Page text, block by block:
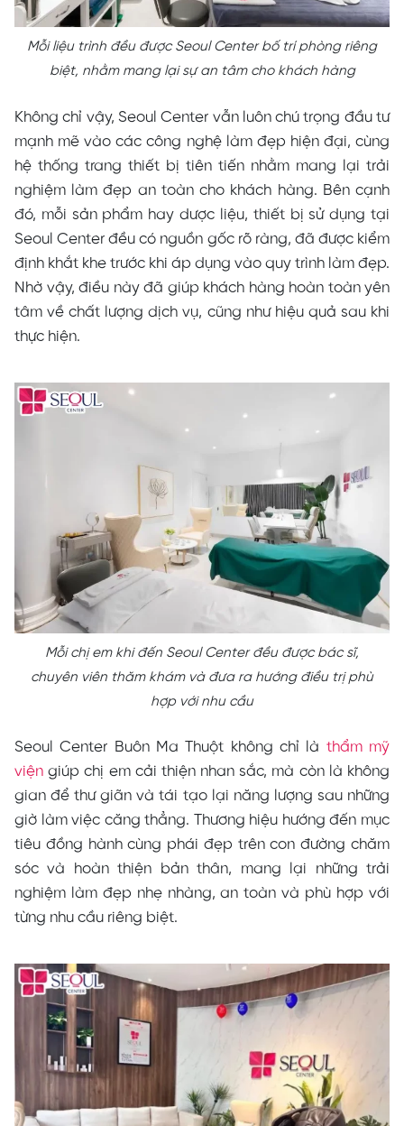
Mỗi liệu trình đều được Seoul Center bố trí phòng riêng
biệt, nhằm mang lại sự an tâm cho khách hàng
Không chỉ vậy, Seoul Center vẫn luôn chú trọng đầu tư
mạnh mẽ vào các công nghệ làm đẹp hiện đại, cùng
hệ thống trang thiết bị tiên tiến nhằm mang lại trải
nghiệm làm đẹp an toàn cho khách hàng. Bên cạnh
đó, mỗi sản phẩm hay dược liệu, thiết bị sử dụng tại
Seoul Center đều có nguồn gốc rõ ràng, đã được kiểm
định khắt khe trước khi áp dụng vào quy trình làm đẹp.
Nhờ vậy, điều này đã giúp khách hàng hoàn toàn yên
tâm về chất lượng dịch vụ, cũng như hiệu quả sau khi
thực hiện.
Mỗi chị em khi đến Seoul Center đều được bác sĩ,
chuyên viên thăm khám và đưa ra hướng điều trị phù
hợp với nhu cầu
Seoul Center Buôn Ma Thuột không chỉ là thẩm mỹ
viện giúp chị em cải thiện nhan sắc, mà còn là không
gian để thư giãn và tái tạo lại năng lượng sau những
giờ làm việc căng thẳng. Thương hiệu hướng đến mục
tiêu đồng hành cùng phái đẹp trên con đường chăm
sóc và hoàn thiện bản thân, mang lại những trải
nghiệm làm đẹp nhẹ nhàng, an toàn và phù hợp với
từng nhu cầu riêng biệt.